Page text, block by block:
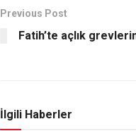
Previous Post
Fatih’te açlık
İlgili Haberler